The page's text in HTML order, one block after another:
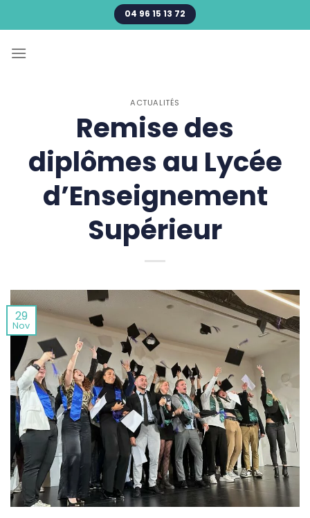
au
04 96 15 13 72
ACTUALITÉS
Remise des
diplômes au Lycée
d’Enseignement
Supérieur
29
Nov